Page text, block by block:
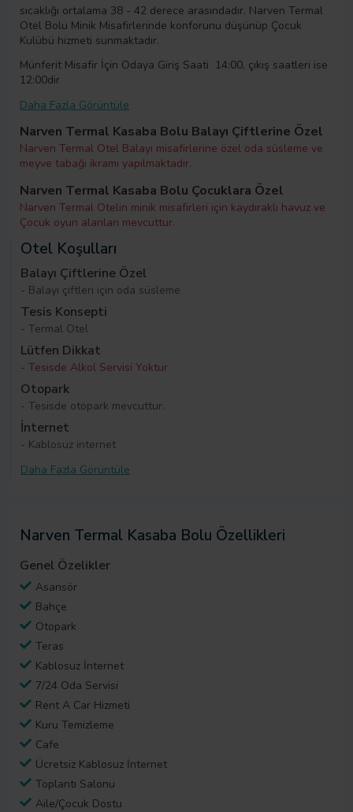
sıcaklığı ortalama 38 - 42 derece arasındadır. Narven Termal
Otel Bolu Minik Misafirlerinde konforunu düşünüp Çocuk
Kulübü hizmeti sunmaktadır.
Münferit Misafir İçin Odaya Giriş Saati 14:00, çıkış saatleri ise
12:00dir
Daha Fazla Görüntüle
Narven Termal Kasaba Bolu Balayı Çiftlerine Özel
Narven Termal Otel Balayı misafirlerine özel oda süsleme ve
meyve tabağı ikramı yapılmaktadır.
Narven Termal Kasaba Bolu Çocuklara Özel
Narven Termal Otelin minik misafirleri için kaydıraklı havuz ve
Çocuk oyun alanları mevcuttur.
Otel Koşulları
Balayı Çiftlerine Özel
- Balayi çiftleri için oda süsleme
Tesis Konsepti
- Termal Otel
Lütfen Dikkat
- Tesisde Alkol Servisi Yoktur
Otopark
- Tesisde otopark mevcuttur.
İnternet
- Kablosuz internet
Daha Fazla Görüntüle
Narven Termal Kasaba Bolu Özellikleri
Genel Özelikler
Asansör
Bahçe
Otopark
Teras
Kablosuz İnternet
7/24 Oda Servisi
Rent A Car Hizmeti
Kuru Temizleme
Cafe
Ücretsiz Kablosuz İnternet
Toplantı Salonu
Aile/Çocuk Dostu